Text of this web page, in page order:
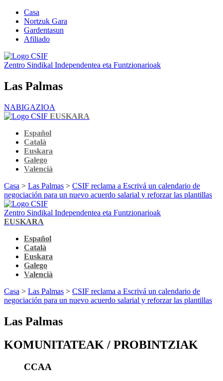
Casa
Nortzuk Gara
Gardentasun
Afiliado
Zentro Sindikal Independentea eta Funtzionarioak
Las Palmas
NABIGAZIOA
EUSKARA
Español
Català
Euskara
Galego
Valencià
Casa > Las Palmas > CSIF reclama a Escrivá un calendario de
negociación para un nuevo acuerdo salarial y reforzar las plantillas
Zentro Sindikal Independentea eta Funtzionarioak
EUSKARA
Español
Català
Euskara
Galego
Valencià
Casa > Las Palmas > CSIF reclama a Escrivá un calendario de
negociación para un nuevo acuerdo salarial y reforzar las plantillas
Las Palmas
KOMUNITATEAK / PROBINTZIAK
CCAA